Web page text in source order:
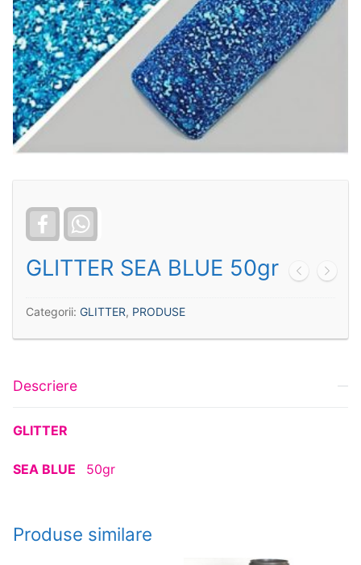
Facebook
GLITTER SEA BLUE 50gr
Categorii: GLITTER, PRODUSE
Descriere
GLITTER
SEA BLUE 50gr
Produse similare